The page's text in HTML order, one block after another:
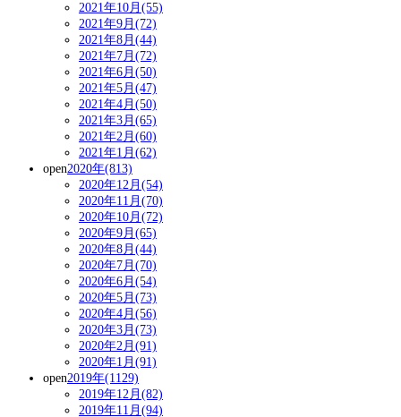
2021年10月(55)
2021年9月(72)
2021年8月(44)
2021年7月(72)
2021年6月(50)
2021年5月(47)
2021年4月(50)
2021年3月(65)
2021年2月(60)
2021年1月(62)
open2020年(813)
2020年12月(54)
2020年11月(70)
2020年10月(72)
2020年9月(65)
2020年8月(44)
2020年7月(70)
2020年6月(54)
2020年5月(73)
2020年4月(56)
2020年3月(73)
2020年2月(91)
2020年1月(91)
open2019年(1129)
2019年12月(82)
2019年11月(94)